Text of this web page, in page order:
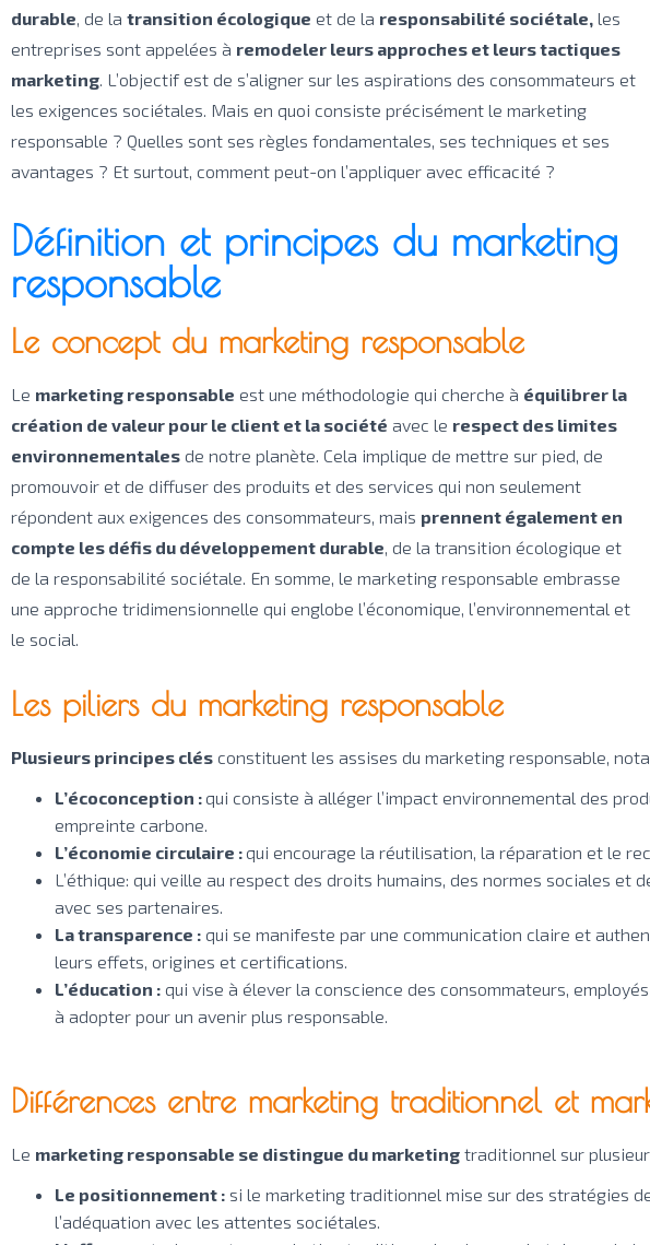
durable, de la transition écologique et de la responsabilité sociétale, les
entreprises sont appelées à remodeler leurs approches et leurs tactiques
marketing. L’objectif est de s’aligner sur les aspirations des consommateurs et
les exigences sociétales. Mais en quoi consiste précisément le marketing
responsable ? Quelles sont ses règles fondamentales, ses techniques et ses
avantages ? Et surtout, comment peut-on l’appliquer avec efficacité ?
Définition et principes du marketing
responsable
Le concept du marketing responsable
Le marketing responsable est une méthodologie qui cherche à équilibrer la
création de valeur pour le client et la société avec le respect des limites
environnementales de notre planète. Cela implique de mettre sur pied, de
promouvoir et de diffuser des produits et des services qui non seulement
répondent aux exigences des consommateurs, mais prennent également en
compte les défis du développement durable, de la transition écologique et
de la responsabilité sociétale. En somme, le marketing responsable embrasse
une approche tridimensionnelle qui englobe l’économique, l’environnemental et
le social.
Les piliers du marketing responsable
Plusieurs principes clés constituent les assises du marketing responsable,
L’écoconception : qui consiste à alléger l’impact environnemental des
empreinte carbone.
L’économie circulaire : qui encourage la réutilisation, la réparation et le
L’éthique: qui veille au respect des droits humains, des normes sociales
avec ses partenaires.
La transparence : qui se manifeste par une communication claire et
leurs effets, origines et certifications.
L’éducation : qui vise à élever la conscience des consommateurs,
à adopter pour un avenir plus responsable.
Différences entre marketing traditionnel et
Le marketing responsable se distingue du marketing traditionnel sur
Le positionnement : si le marketing traditionnel mise sur des stratégies
l’adéquation avec les attentes sociétales.